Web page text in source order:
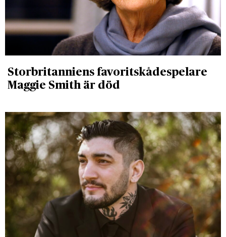
Storbritanniens favoritskådespelare
Maggie Smith är död